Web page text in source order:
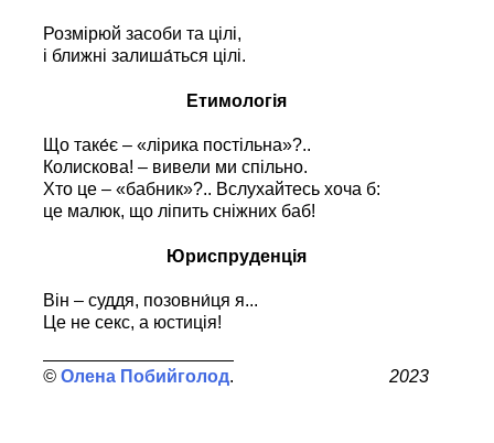
Розмірюй засоби та цілі,
і ближні залиша́ться цілі.
Етимологія
Що таке́є – «лірика постільна»?..
Колискова! – вивели ми спільно.
Хто це – «бабник»?.. Вслухайтесь хоча б:
це малюк, що ліпить сніжних баб!
Юриспруденція
Він – суддя, позовни́ця я...
Це не секс, а юстиція!
Олена Побийголод 2023